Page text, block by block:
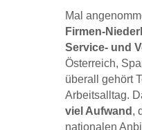
Mal
Firmen-
Service- und
Österreich,
überall gehört
Arbeitsalltag.
viel Aufwand ,
nationalen